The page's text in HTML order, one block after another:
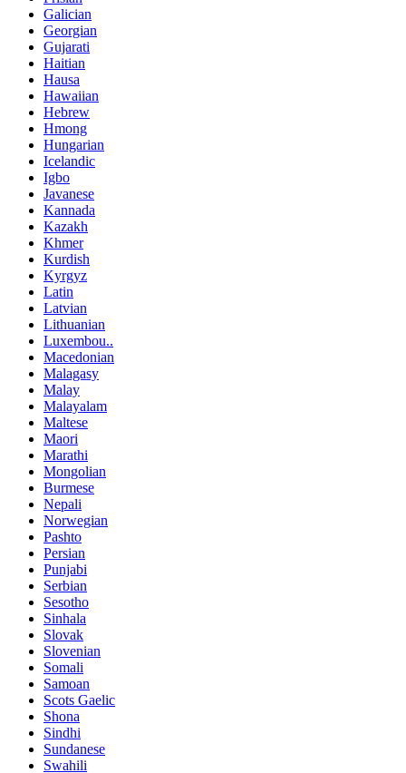
Galician
Georgian
Gujarati
Haitian
Hausa
Hawaiian
Hebrew
Hmong
Hungarian
Icelandic
Igbo
Javanese
Kannada
Kazakh
Khmer
Kurdish
Kyrgyz
Latin
Latvian
Lithuanian
Luxembou..
Macedonian
Malagasy
Malay
Malayalam
Maltese
Maori
Marathi
Mongolian
Burmese
Nepali
Norwegian
Pashto
Persian
Punjabi
Serbian
Sesotho
Sinhala
Slovak
Slovenian
Somali
Samoan
Scots Gaelic
Shona
Sindhi
Sundanese
Swahili